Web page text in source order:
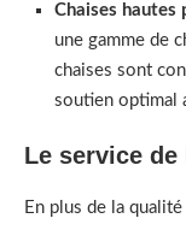
Chaises
une gamme de
chaises sont
soutien optimal
Le service de
En plus de la